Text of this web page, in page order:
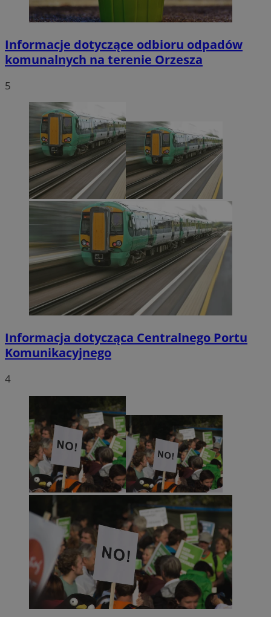
Informacje dotyczące odbioru odpadów
komunalnych na terenie Orzesza
5
Informacja dotycząca Centralnego Portu
Komunikacyjnego
4